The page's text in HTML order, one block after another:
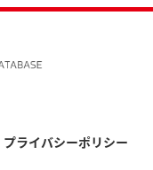
プライバシーポリシー